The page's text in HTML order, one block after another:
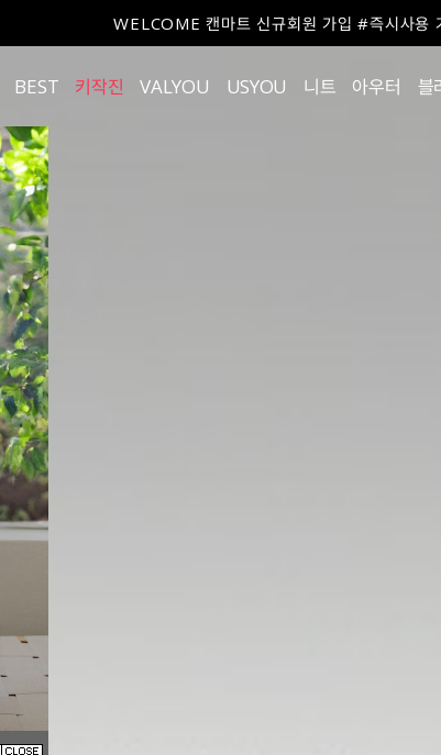
WELCOME 캔마트 신규회원 가입 #즉시사
BEST 키작진 VALYOU USYOU 니트 아우터 블